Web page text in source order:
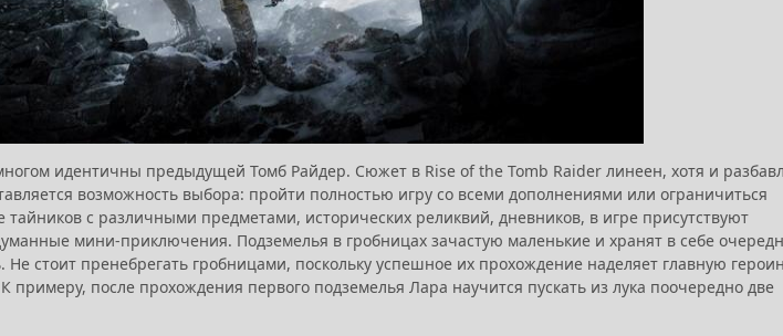
идентичны предыдущей Томб Райдер. Сюжет в Rise of the Tomb Raider линеен, хотя и
возможность выбора: пройти полностью игру со всеми дополнениями или ограничиться
с различными предметами, исторических реликвий, дневников, в игре присутствуют
мини-приключения. Подземелья в гробницах зачастую маленькие и хранят в себе
Не стоит пренебрегать гробницами, поскольку успешное их прохождение наделяет главную
после прохождения первого подземелья Лара научится пускать из лука поочередно две